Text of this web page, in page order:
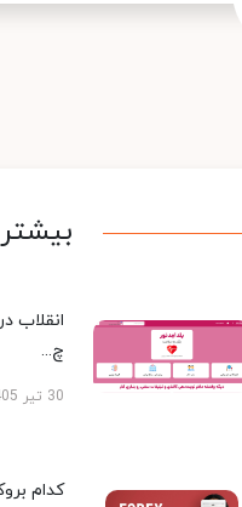
بیشتر
انقلاب
چ...
30 تیر 1405
کدام